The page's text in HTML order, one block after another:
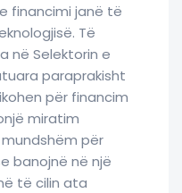
financimi janë të
Të
në Selektorin e
paraprakisht
për financim
miratim
për
banojnë në një
të cilin ata